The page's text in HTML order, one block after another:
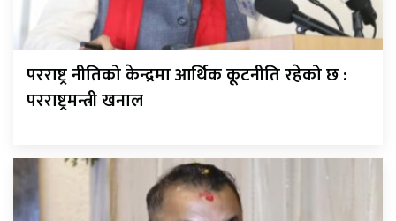
परराष्ट्र नीतिको केन्द्रमा आर्थिक कूटनीति रहेको छ :
परराष्ट्रमन्त्री खनाल